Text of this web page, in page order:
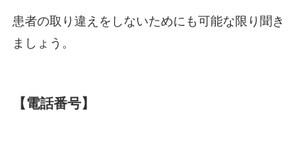
患者の取り違えをしないためにも可能な限り聞き
ましょう。
【電話番号】